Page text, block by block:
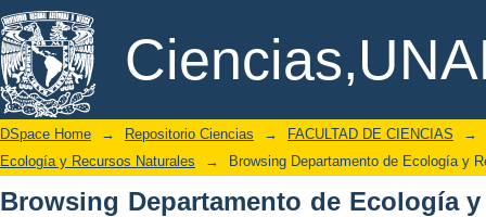
Browsing Departamento de
Leñero, L"
DSpace/Manakin Repository
DSpace Home → Repositorio Ciencias → FACULTAD DE CIENCIAS
→
Ecología y Recursos Naturales
→ Browsing Departamento de Ecología y
Browsing Departamento de Ecología